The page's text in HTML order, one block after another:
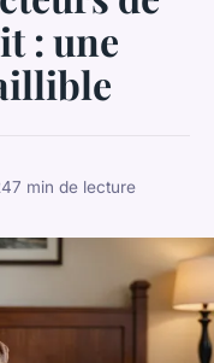
: une
7 min de lecture